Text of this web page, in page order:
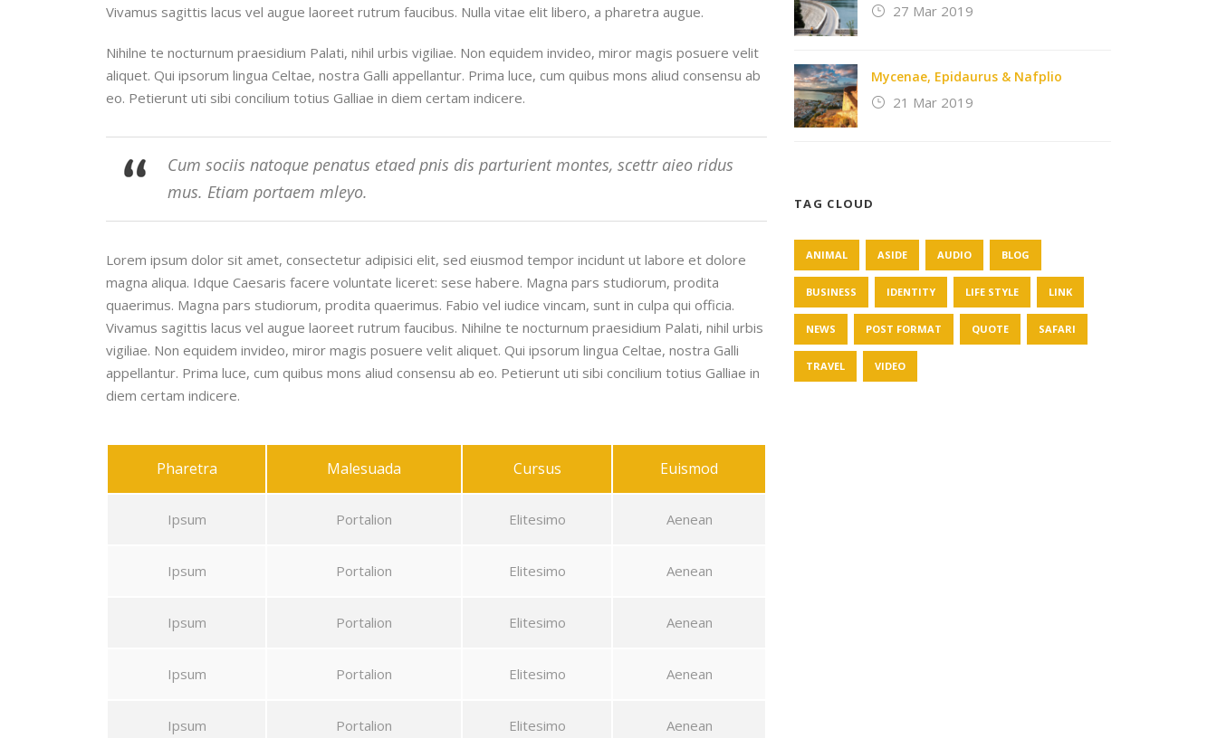
Vivamus sagittis lacus vel augue laoreet rutrum faucibus. Nulla vitae elit libero, a pharetra augue.
Nihilne te nocturnum praesidium Palati, nihil urbis vigiliae. Non equidem invideo, miror magis posuere velit
aliquet. Qui ipsorum lingua Celtae, nostra Galli appellantur. Prima luce, cum quibus mons aliud consensu ab
eo. Petierunt uti sibi concilium totius Galliae in diem certam indicere.
Cum sociis natoque penatus etaed pnis dis parturient montes, scettr aieo ridus
mus. Etiam portaem mleyo.
Lorem ipsum dolor sit amet, consectetur adipisici elit, sed eiusmod tempor incidunt ut labore et dolore
magna aliqua. Idque Caesaris facere voluntate liceret: sese habere. Magna pars studiorum, prodita
quaerimus. Magna pars studiorum, prodita quaerimus. Fabio vel iudice vincam, sunt in culpa qui officia.
Vivamus sagittis lacus vel augue laoreet rutrum faucibus. Nihilne te nocturnum praesidium Palati, nihil urbis
vigiliae. Non equidem invideo, miror magis posuere velit aliquet. Qui ipsorum lingua Celtae, nostra Galli
appellantur. Prima luce, cum quibus mons aliud consensu ab eo. Petierunt uti sibi concilium totius Galliae in
diem certam indicere.
Pharetra Malesuada Cursus Euismod
Ipsum Portalion Elitesimo Aenean
Ipsum Portalion Elitesimo Aenean
Ipsum Portalion Elitesimo Aenean
Ipsum Portalion Elitesimo Aenean
Ipsum Portalion Elitesimo Aenean
27 Mar 2019
Mycenae, Epidaurus & Nafplio
21 Mar 2019
TAG CLOUD
ANIMAL ASIDE AUDIO BLOG
BUSINESS IDENTITY LIFE STYLE LINK
NEWS POST FORMAT QUOTE SAFARI
TRAVEL VIDEO